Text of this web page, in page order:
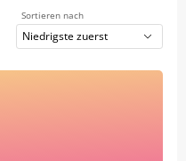
Sortieren nach
Niedrigste zuerst